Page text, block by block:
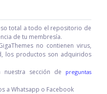
total a todo el repositorio de
de tu membresía.
no contienen virus,
los productos son adquiridos
nuestra sección de
preguntas
a Whatsapp o Facebook